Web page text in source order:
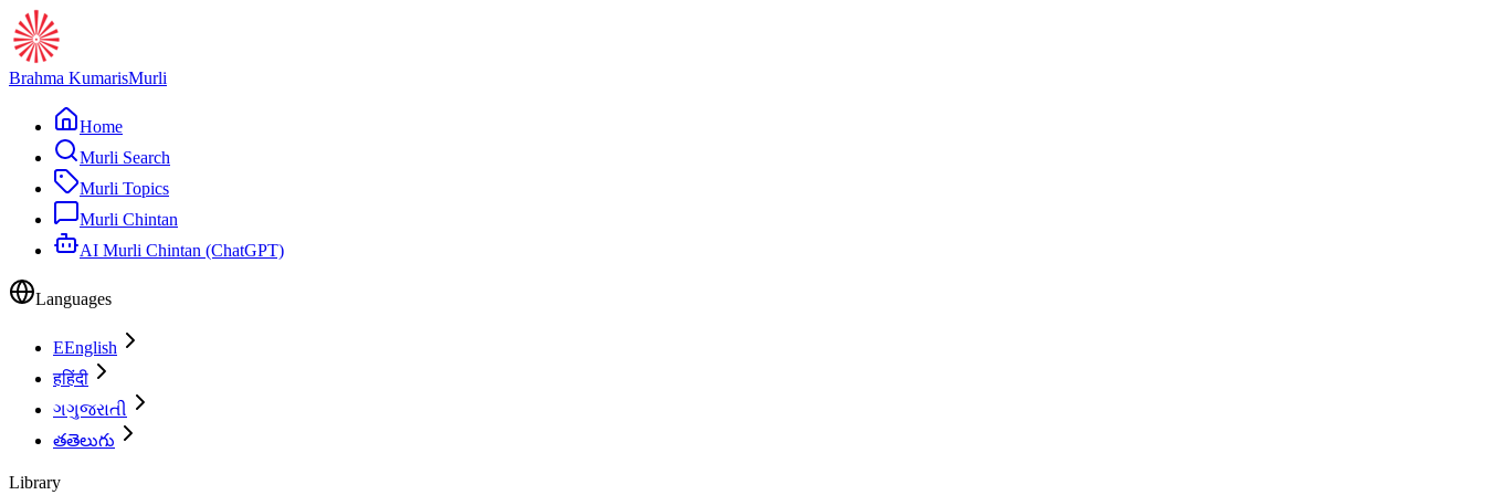
Brahma KumarisMurli
Home
Murli Search
Murli Topics
Murli Chintan
AI Murli Chintan (ChatGPT)
Languages
EEnglish
हहिंदी
ગગુજરાતી
తతెలుగు
Library